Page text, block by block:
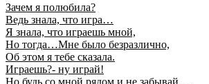
Зачем я полюбила?
Ведь знала, что игра…
Я знала, что играешь мной,
Но тогда…Мне было безразлично,
Об этом я тебе сказала.
Играешь?- ну играй!
Но будь со мной рядом и не забывай…